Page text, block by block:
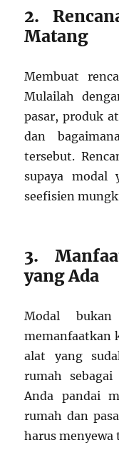
2.
Matang
Membuat
Mulailah
pasar, produk
dan
tersebut.
supaya modal
seefisien
3.
yang Ada
Modal
memanfaatkan
alat yang
rumah
Anda pandai
rumah dan
harus menyewa